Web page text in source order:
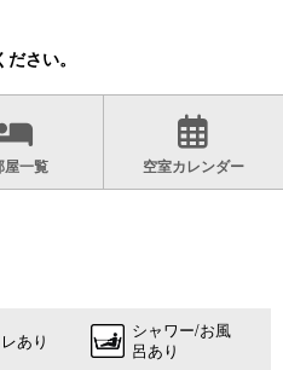
さい。
屋一覧 空室カレンダー
あり
シャワー/お風
呂あり